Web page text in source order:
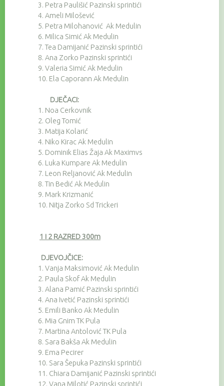
3. Petra Paulišić Pazinski sprintići
4. Ameli Milošević
5. Petra Milohanović Ak Medulin
6. Milica Simić Ak Medulin
7. Tea Damijanić Pazinski sprintići
8. Ana Zorko Pazinski sprintići
9. Valeria Simić Ak Medulin
10. Ela Caporann Ak Medulin
DJEČACI:
1. Noa Cerkovnik
2. Oleg Tomić
3. Matija Kolarić
4. Niko Kirac Ak Medulin
5. Dominik Elias Žaja Ak Maximvs
6. Luka Kumpare Ak Medulin
7. Leon Reljanović Ak Medulin
8. Tin Bedić Ak Medulin
9. Mark Krizmanić
10. Nitja Zorko Sd Trickeri
1 i 2 RAZRED 300m
DJEVOJČICE:
1. Vanja Maksimović Ak Medulin
2. Paula Skof Ak Medulin
3. Alana Pamić Pazinski sprintići
4. Ana Ivetić Pazinski sprintići
5. Emili Banko Ak Medulin
6. Mia Gnim TK Pula
7. Martina Antolović TK Pula
8. Sara Bakša Ak Medulin
9. Ema Pecirer
10. Sara Šepuka Pazinski sprintići
11. Chiara Damijanić Pazinski sprintići
12. Vana Milotić Pazinski sprintići